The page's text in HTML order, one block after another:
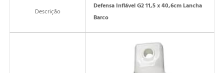
Descrição
Defensa Inflável G2 11,5 x 40,6cm Lancha
Barco